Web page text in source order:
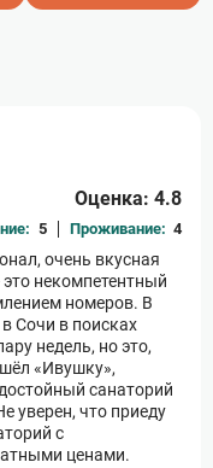
Оценка: 4.8
5 Проживание: 4
очень вкусная
некомпетентный
номеров. В
Сочи в поисках
недель, но это,
«Ивушку»,
санаторий
уверен, что приеду
с
ценами.